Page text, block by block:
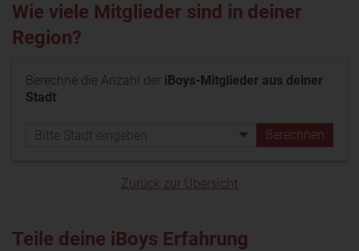
Wie viele Mitglieder sind in deiner
Region?
Berechne die Anzahl der iBoys-Mitglieder aus deiner
Stadt:
Zurück zur Übersicht
Teile deine iBoys Erfahrung